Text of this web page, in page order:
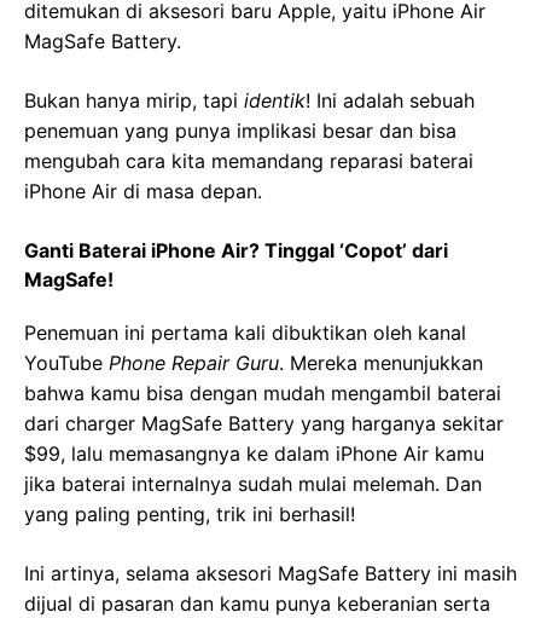
ditemukan di aksesori baru Apple, yaitu iPhone Air
MagSafe Battery.
Bukan hanya mirip, tapi identik! Ini adalah sebuah
penemuan yang punya implikasi besar dan bisa
mengubah cara kita memandang reparasi baterai
iPhone Air di masa depan.
Ganti Baterai iPhone Air? Tinggal ‘Copot’ dari
MagSafe!
Penemuan ini pertama kali dibuktikan oleh kanal
YouTube Phone Repair Guru. Mereka menunjukkan
bahwa kamu bisa dengan mudah mengambil baterai
dari charger MagSafe Battery yang harganya sekitar
$99, lalu memasangnya ke dalam iPhone Air kamu
jika baterai internalnya sudah mulai melemah. Dan
yang paling penting, trik ini berhasil!
Ini artinya, selama aksesori MagSafe Battery ini masih
dijual di pasaran dan kamu punya keberanian serta